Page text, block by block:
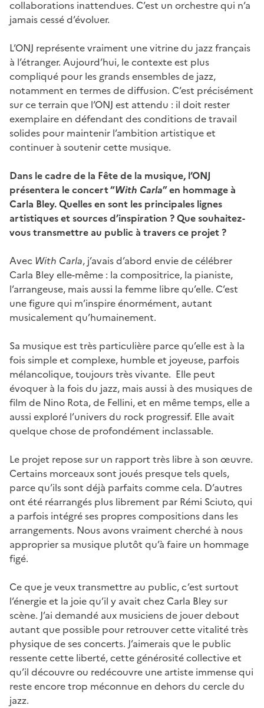
collaborations inattendues. C’est un orchestre qui n’a
jamais cessé d’évoluer.
L’ONJ représente vraiment une vitrine du jazz français
à l’étranger. Aujourd’hui, le contexte est plus
compliqué pour les grands ensembles de jazz,
notamment en termes de diffusion. C’est précisément
sur ce terrain que l’ONJ est attendu : il doit rester
exemplaire en défendant des conditions de travail
solides pour maintenir l’ambition artistique et
continuer à soutenir cette musique.
Dans le cadre de la Fête de la musique, l’ONJ
présentera le concert “With Carla” en hommage à
Carla Bley. Quelles en sont les principales lignes
artistiques et sources d’inspiration ? Que souhaitez-
vous transmettre au public à travers ce projet ?
Avec With Carla, j’avais d’abord envie de célébrer
Carla Bley elle-même : la compositrice, la pianiste,
l’arrangeuse, mais aussi la femme libre qu’elle. C’est
une figure qui m’inspire énormément, autant
musicalement qu’humainement.
Sa musique est très particulière parce qu’elle est à la
fois simple et complexe, humble et joyeuse, parfois
mélancolique, toujours très vivante. Elle peut
évoquer à la fois du jazz, mais aussi à des musiques de
film de Nino Rota, de Fellini, et en même temps, elle a
aussi exploré l’univers du rock progressif. Elle avait
quelque chose de profondément inclassable.
Le projet repose sur un rapport très libre à son œuvre.
Certains morceaux sont joués presque tels quels,
parce qu’ils sont déjà parfaits comme cela. D’autres
ont été réarrangés plus librement par Rémi Sciuto, qui
a parfois intégré ses propres compositions dans les
arrangements. Nous avons vraiment cherché à nous
approprier sa musique plutôt qu’à faire un hommage
figé.
Ce que je veux transmettre au public, c’est surtout
l’énergie et la joie qu’il y avait chez Carla Bley sur
scène. J’ai demandé aux musiciens de jouer debout
autant que possible pour retrouver cette vitalité très
physique de ses concerts. J’aimerais que le public
ressente cette liberté, cette générosité collective et
qu’il découvre ou redécouvre une artiste immense qui
reste encore trop méconnue en dehors du cercle du
jazz.